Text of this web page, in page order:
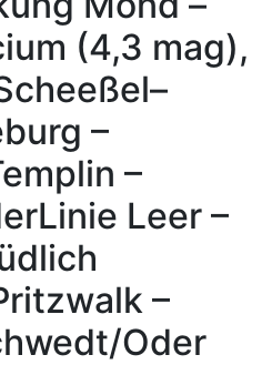
(4,3 mag),
–
–
Leer –
–
Oder